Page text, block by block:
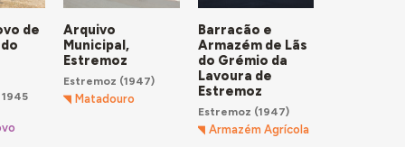
de
1945
Arquivo
Municipal,
Estremoz
Estremoz (1947)
Matadouro
Barracão e
Armazém de Lãs
do Grémio da
Lavoura de
Estremoz
Estremoz (1947)
Armazém Agrícola